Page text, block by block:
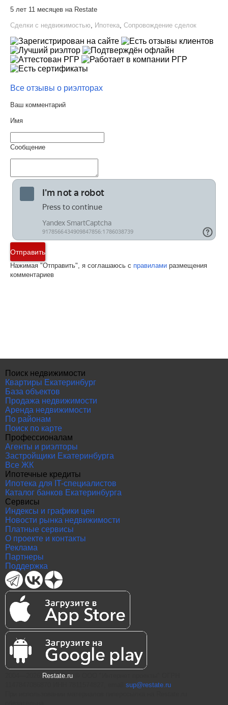
5 лет 11 месяцев на Restate
Сделки с недвижимостью, Ипотека, Сопровождение сделок
Все отзывы о риэлторах
Ваш комментарий
Имя
Сообщение
Отправить
Нажимая "Отправить", я соглашаюсь с правилами размещения
комментариев
Поиск недвижимости
Квартиры Екатеринбург
База объектов
Продажа недвижимости
Аренда недвижимости
По районам
Поиск по карте
Профессионалам
Агенты и риэлторы
Застройщики Екатеринбурга
Все ЖК
Ипотечные кредиты
Ипотека для IT-специалистов
Каталог банков Екатеринбурга
Сервисы
Индексы и графики цен
Новости рынка недвижимости
Платные сервисы
О проекте и контакты
Реклама
Партнеры
Поддержка
Restate.ru
sup@restate.ru